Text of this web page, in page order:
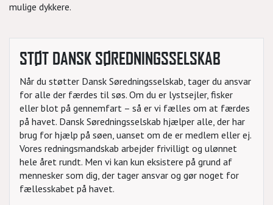
mulige dykkere.
STØT DANSK SØREDNINGSSELSKAB
Når du støtter Dansk Søredningsselskab, tager du ansvar
for alle der færdes til søs. Om du er lystsejler, fisker
eller blot på gennemfart – så er vi fælles om at færdes
på havet. Dansk Søredningsselskab hjælper alle, der har
brug for hjælp på søen, uanset om de er medlem eller ej.
Vores redningsmandskab arbejder frivilligt og ulønnet
hele året rundt. Men vi kan kun eksistere på grund af
mennesker som dig, der tager ansvar og gør noget for
fællesskabet på havet.